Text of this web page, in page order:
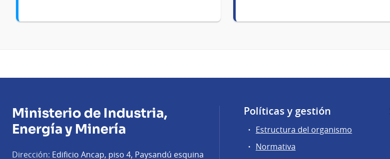
Ministerio de Industria,
Energía y Minería
Dirección: Edificio Ancap, piso 4, Paysandú esquina
Políticas y gestión
Estructura del organismo
Normativa